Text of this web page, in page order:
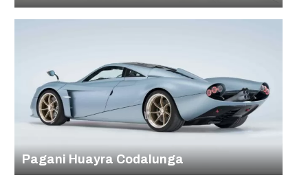
Pagani Huayra Codalunga